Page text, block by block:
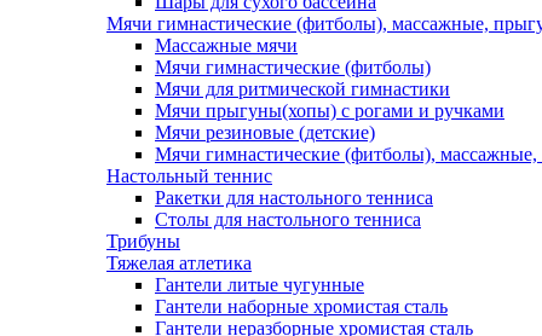
Мячи гимнастические (фитболы), массажные,
Массажные мячи
Мячи гимнастические (фитболы)
Мячи для ритмической гимнастики
Мячи прыгуны(хопы) с рогами и ручками
Мячи резиновые (детские)
Мячи гимнастические (фитболы),
Настольный теннис
Ракетки для настольного тенниса
Столы для настольного тенниса
Трибуны
Тяжелая атлетика
Гантели литые чугунные
Гантели наборные хромистая сталь
Гантели неразборные хромистая сталь